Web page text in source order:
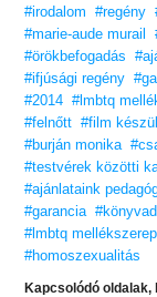
rokonszenves, a
Ja igen! És ez a
#irodalom
#regény
#marie-aude murail
#örökbefogadás
#ifjúsági regény
#2014 #lmbtq
#felnőtt #film
#burján monika
#testvérek közötti
#ajánlataink
#garancia
#lmbtq
#homoszexualitás
Kapcsolódó oldalak,